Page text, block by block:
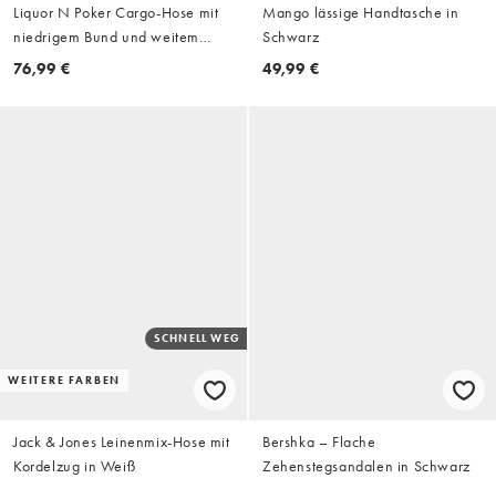
Liquor N Poker Cargo-Hose mit
niedrigem Bund und weitem
Schnitt im Military-Muster
76,99 €
Mango lässige Handtasche in
Schwarz
49,99 €
WEITERE FARBEN
SCHNELL WEG
Jack & Jones Leinenmix-Hose mit
Kordelzug in Weiß
Bershka – Flache
Zehenstegsandalen in Schwarz